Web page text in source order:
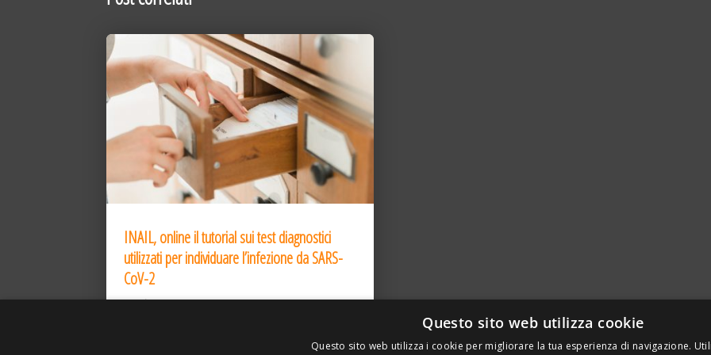
INAIL, online il tutorial sui test diagnostici
utilizzati per individuare l’infezione da SARS-
CoV-2
31 Dic 2020
Questo sito web utilizza cookie
Questo sito web utilizza i cookie per migliorare la tua esperienza di navigazione.